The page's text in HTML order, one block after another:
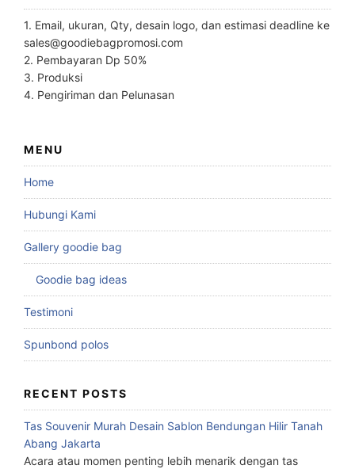
1. Email, ukuran, Qty, desain logo, dan estimasi deadline ke
sales@goodiebagpromosi.com
2. Pembayaran Dp 50%
3. Produksi
4. Pengiriman dan Pelunasan
MENU
Home
Hubungi Kami
Gallery goodie bag
Goodie bag ideas
Testimoni
Spunbond polos
RECENT POSTS
Tas Souvenir Murah Desain Sablon Bendungan Hilir Tanah
Abang Jakarta
Acara atau momen penting lebih menarik dengan tas